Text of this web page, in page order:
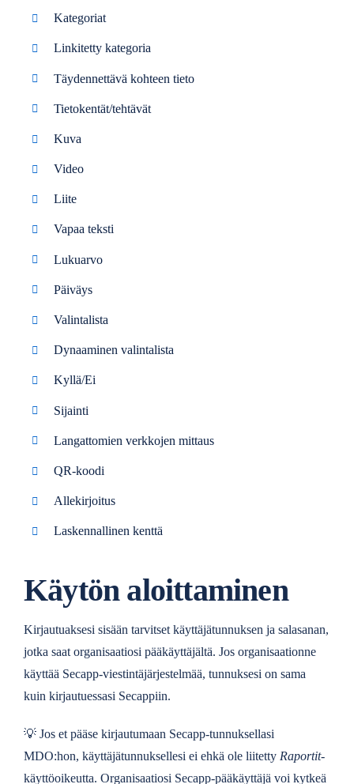
Kategoriat
Linkitetty kategoria
Täydennettävä kohteen tieto
Tietokentät/tehtävät
Kuva
Video
Liite
Vapaa teksti
Lukuarvo
Päiväys
Valintalista
Dynaaminen valintalista
Kyllä/Ei
Sijainti
Langattomien verkkojen mittaus
QR-koodi
Allekirjoitus
Laskennallinen kenttä
Käytön aloittaminen
Kirjautuaksesi sisään tarvitset käyttäjätunnuksen ja salasanan,
jotka saat organisaatiosi pääkäyttäjältä. Jos organisaationne
käyttää Secapp-viestintäjärjestelmää, tunnuksesi on sama
kuin kirjautuessasi Secappiin.
💡 Jos et pääse kirjautumaan Secapp-tunnuksellasi
MDO:hon, käyttäjätunnuksellesi ei ehkä ole liitetty Raportit-
käyttöoikeutta. Organisaatiosi Secapp-pääkäyttäjä voi kytkeä